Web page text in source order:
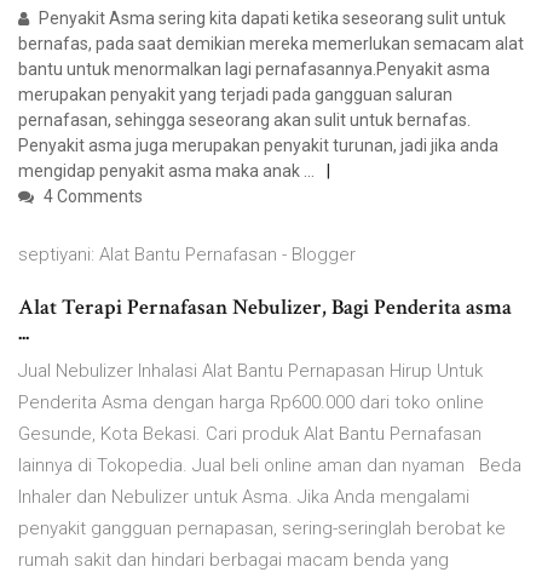
Penyakit Asma sering kita dapati ketika seseorang sulit untuk
bernafas, pada saat demikian mereka memerlukan semacam alat
bantu untuk menormalkan lagi pernafasannya.Penyakit asma
merupakan penyakit yang terjadi pada gangguan saluran
pernafasan, sehingga seseorang akan sulit untuk bernafas.
Penyakit asma juga merupakan penyakit turunan, jadi jika anda
mengidap penyakit asma maka anak …
4 Comments
septiyani: Alat Bantu Pernafasan - Blogger
Alat Terapi Pernafasan Nebulizer, Bagi Penderita asma
...
Jual Nebulizer Inhalasi Alat Bantu Pernapasan Hirup Untuk
Penderita Asma dengan harga Rp600.000 dari toko online
Gesunde, Kota Bekasi. Cari produk Alat Bantu Pernafasan
lainnya di Tokopedia. Jual beli online aman dan nyaman Beda
Inhaler dan Nebulizer untuk Asma. Jika Anda mengalami
penyakit gangguan pernapasan, sering-seringlah berobat ke
rumah sakit dan hindari berbagai macam benda yang